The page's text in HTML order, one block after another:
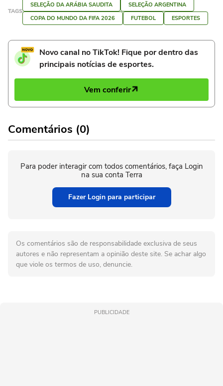
TAGS
SELEÇÃO DA ARÁBIA SAUDITA
SELEÇÃO ARGENTINA
COPA DO MUNDO DA FIFA 2026
FUTEBOL ESPORTES
Novo canal no TikTok! Fique por dentro das
principais notícias de esportes.
Vem conferir
Comentários (0)
Para poder interagir com todos comentários, faça Login
na sua conta Terra
Fazer Login para participar
Os comentários são de responsabilidade exclusiva de seus
autores e não representam a opinião deste site. Se achar algo
que viole os termos de uso, denuncie.
PUBLICIDADE